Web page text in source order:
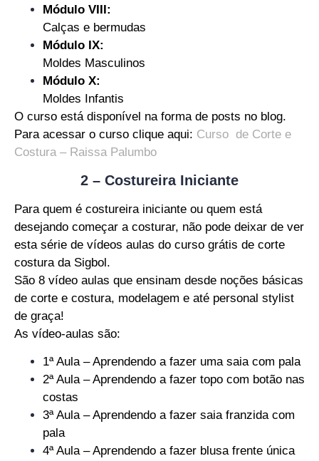
Módulo VIII:
Calças e bermudas
Módulo IX:
Moldes Masculinos
Módulo X:
Moldes Infantis
O curso está disponível na forma de posts no blog.
Para acessar o curso clique aqui: Curso de Corte e
Costura – Raissa Palumbo
2 – Costureira Iniciante
Para quem é costureira iniciante ou quem está
desejando começar a costurar, não pode deixar de ver
esta série de vídeos aulas do curso grátis de corte
costura da Sigbol.
São 8 vídeo aulas que ensinam desde noções básicas
de corte e costura, modelagem e até personal stylist
de graça!
As vídeo-aulas são:
1ª Aula – Aprendendo a fazer uma saia com pala
2ª Aula – Aprendendo a fazer topo com botão nas
costas
3ª Aula – Aprendendo a fazer saia franzida com
pala
4ª Aula – Aprendendo a fazer blusa frente única